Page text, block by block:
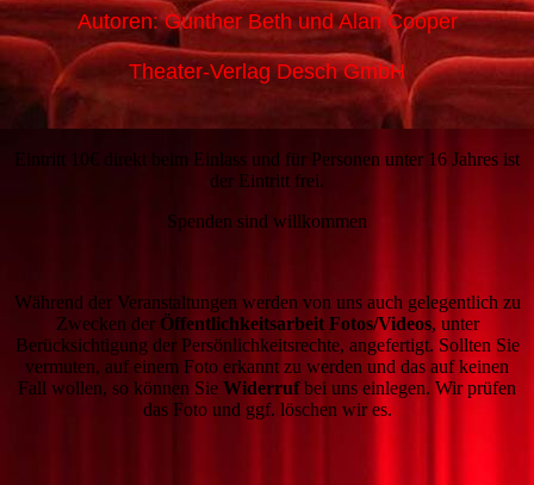
Autoren: Gunther Beth und Alan Cooper
Theater-Verlag Desch GmbH
Eintritt 10€ direkt beim Einlass und für Personen unter 16 Jahres ist
der Eintritt frei.
Spenden sind willkommen
Während der Veranstaltungen werden von uns auch gelegentlich zu
Zwecken der Öffentlichkeitsarbeit Fotos/Videos, unter
Berücksichtigung der Persönlichkeitsrechte, angefertigt. Sollten Sie
vermuten, auf einem Foto erkannt zu werden und das auf keinen
Fall wollen, so können Sie Widerrufbei uns einlegen. Wir prüfen
das Foto und ggf. löschen wir es.